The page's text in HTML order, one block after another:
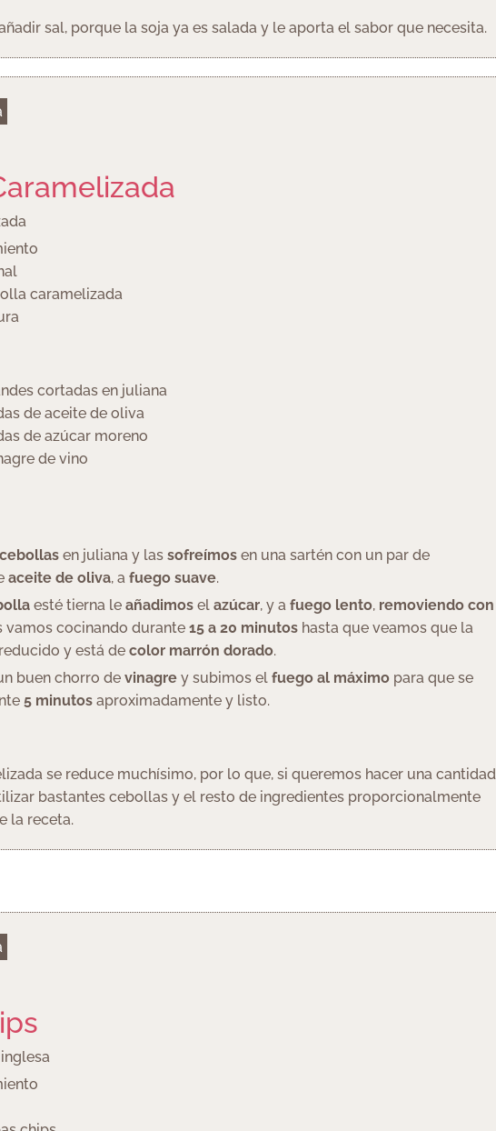
sal, porque la soja ya es salada y le aporta el sabor que necesita.
caramelizada
cortadas en juliana
de aceite de oliva
de azúcar moreno
de vino
cebollasen juliana y lassofreímosen una sartén con un par de
aceite de oliva, afuego suave.
esté tierna leañadimoselazúcar, y afuego lento, removiendo con
vamos cocinando durante15 a 20 minutos hasta que veamos que la
y está decolor marrón dorado.
buen chorro devinagrey subimos elfuego al máximo para que se
5 minutos aproximadamente y listo.
se reduce muchísimo, por lo que, si queremos hacer una cantidad
bastantes cebollas y el resto de ingredientes proporcionalmente
la receta.